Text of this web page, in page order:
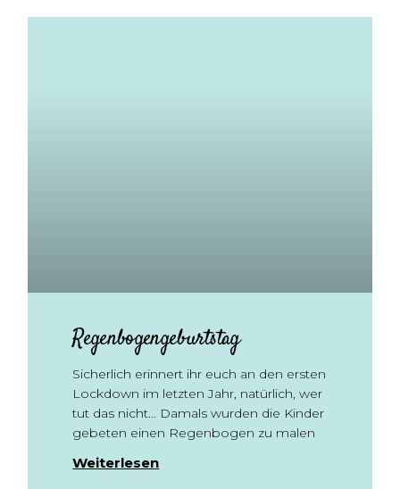
Regenbogengeburtstag
Sicherlich erinnert ihr euch an den ersten
Lockdown im letzten Jahr, natürlich, wer
tut das nicht… Damals wurden die Kinder
gebeten einen Regenbogen zu malen
Weiterlesen